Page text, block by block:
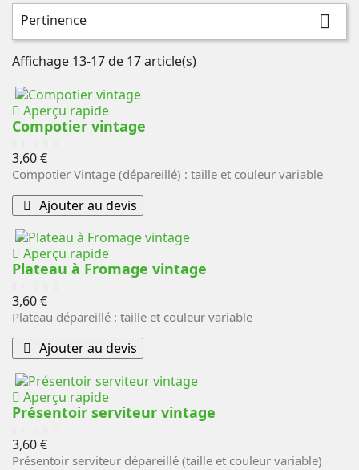
Pertinence 
Affichage 13-17 de 17 article(s)
Aperçu rapide
Compotier vintage
Prix
3,60 €
Compotier Vintage (dépareillé) : taille et couleur variable
Ajouter au devis
Aperçu rapide
Plateau à Fromage vintage
Prix
3,60 €
Plateau dépareillé : taille et couleur variable
Ajouter au devis
Aperçu rapide
Présentoir serviteur vintage
Prix
3,60 €
Présentoir serviteur dépareillé (taille et couleur variable)